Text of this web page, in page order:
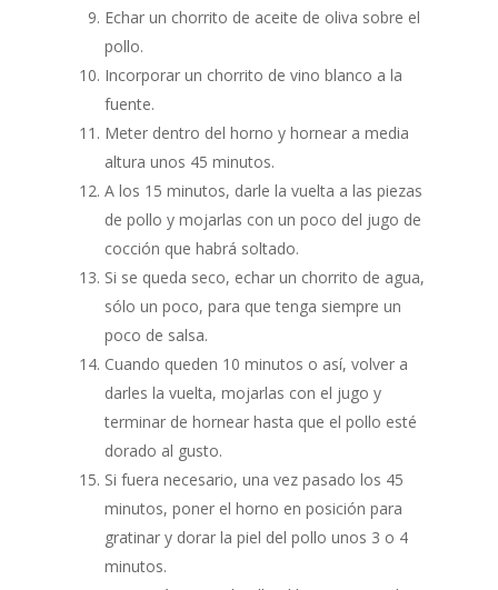
Echar un chorrito de aceite de oliva sobre el
pollo.
Incorporar un chorrito de vino blanco a la
fuente.
Meter dentro del horno y hornear a media
altura unos 45 minutos.
A los 15 minutos, darle la vuelta a las piezas
de pollo y mojarlas con un poco del jugo de
cocción que habrá soltado.
Si se queda seco, echar un chorrito de agua,
sólo un poco, para que tenga siempre un
poco de salsa.
Cuando queden 10 minutos o así, volver a
darles la vuelta, mojarlas con el jugo y
terminar de hornear hasta que el pollo esté
dorado al gusto.
Si fuera necesario, una vez pasado los 45
minutos, poner el horno en posición para
gratinar y dorar la piel del pollo unos 3 o 4
minutos.